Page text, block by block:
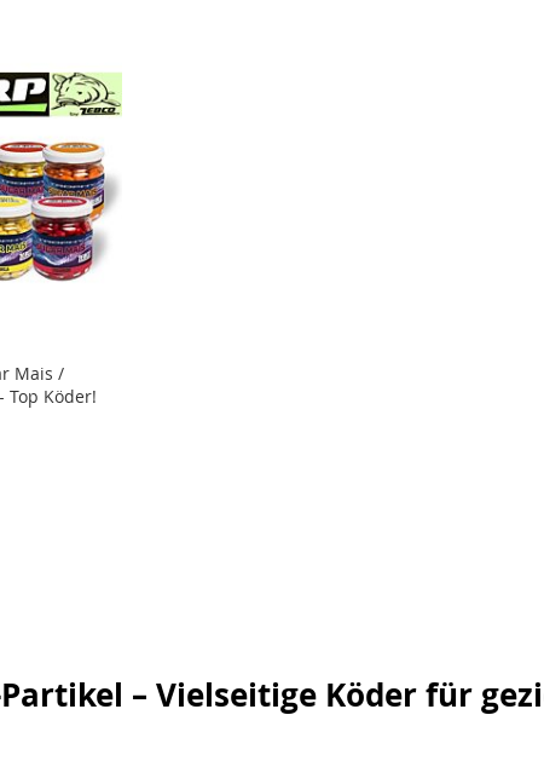
Mais /
Top Köder!
– Vielseitige Köder für